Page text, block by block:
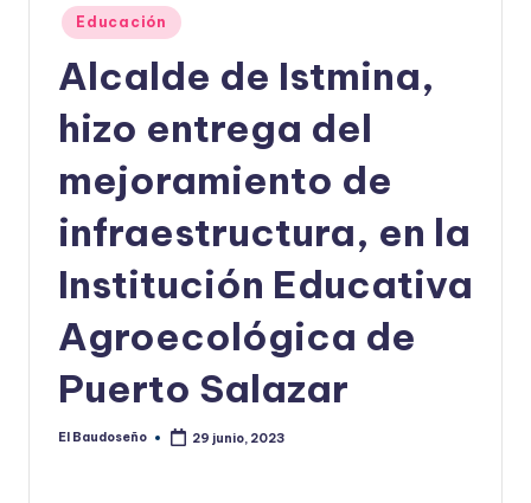
Publicado
en
Educación
Alcalde de Istmina,
hizo entrega del
mejoramiento de
infraestructura, en la
Institución Educativa
Agroecológica de
Puerto Salazar
Publicado
El Baudoseño 29 junio, 2023